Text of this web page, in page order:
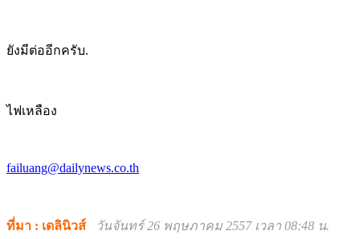
ยังมีต่ออีกครับ.
ไฟเหลือง
failuang@dailynews.co.th
ที่มา : เดลินิวส์ วันจันทร์ 26 พฤษภาคม 2557 เวลา 08:48 น.